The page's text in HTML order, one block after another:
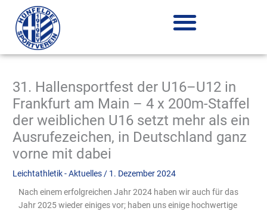
Inhalt
springen
31. Hallensportfest der U16–U12 in
Frankfurt am Main – 4 x 200m-Staffel
der weiblichen U16 setzt mehr als ein
Ausrufezeichen, in Deutschland ganz
vorne mit dabei
Leichtathletik - Aktuelles / 1. Dezember 2024
Nach einem erfolgreichen Jahr 2024 haben wir auch für das
Jahr 2025 wieder einiges vor; haben uns einige hochwertige